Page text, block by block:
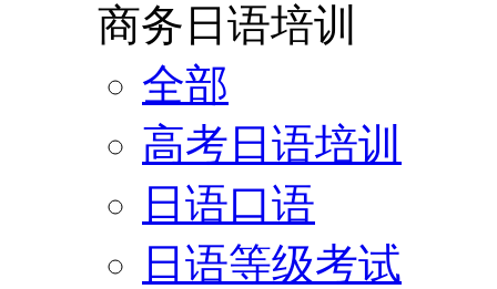
商务日语培训
全部
高考日语培训
日语口语
日语等级考试